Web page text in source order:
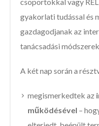
gyakorlati tudással és
gazdagodjanak az
tanácsadási
A két nap során a
megismerkedtek az
működésével –